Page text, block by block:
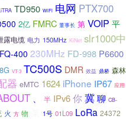
TD950 WiFi 电网 PTX700
2亿 FMRC 董事长 第 VOIP 平
露电缆 电力 150MHz KiNet slr1000中
400 230MHz FD-998 P6600
VT-3 TC500S DMR 效益 鼎桥 森林
器 eMTC 1624 iPhone IP67 应用
半 IPv6你冀聊 CB-
火 方 物 1号 01L09 LoRa 24372